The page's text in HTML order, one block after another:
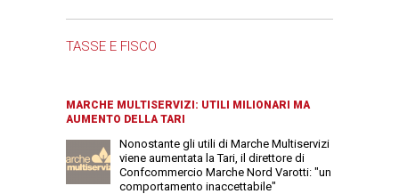
TASSE E FISCO
MARCHE MULTISERVIZI: UTILI MILIONARI MA
AUMENTO DELLA TARI
Nonostante gli utili di Marche Multiservizi
viene aumentata la Tari, il direttore di
Confcommercio Marche Nord Varotti: "un
comportamento inaccettabile"